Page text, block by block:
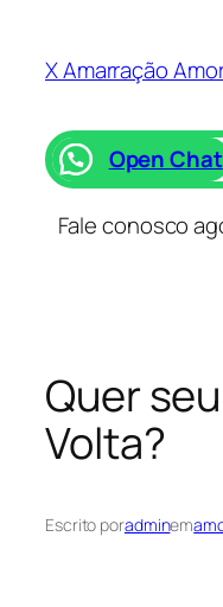
X Amarração
Open Chat
Fale conosco
Quer
Volta?
Escrito poradminem